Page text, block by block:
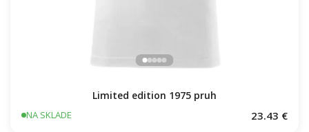
Limited edition 1975 pruh
NA SKLADE 23.43 €